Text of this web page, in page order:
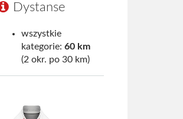
Dystanse
wszystkie
kategorie: 60 km
(2 okr. po 30 km)